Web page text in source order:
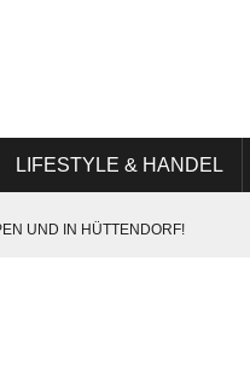
LIFESTYLE & HANDEL
UND IN HÜTTENDORF!